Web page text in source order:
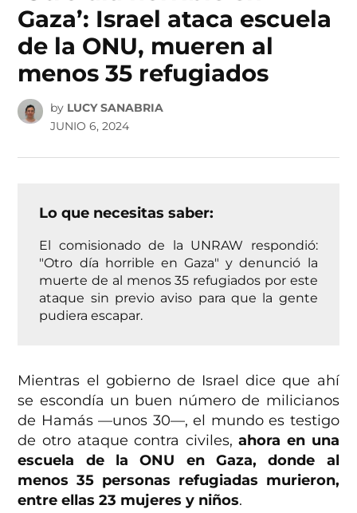
Gaza’: Israel ataca escuela
de la ONU, mueren al
menos 35 refugiados
by LUCY SANABRIA
JUNIO 6, 2024
Lo que necesitas saber:
El comisionado de la UNRAW respondió:
"Otro día horrible en Gaza" y denunció la
muerte de al menos 35 refugiados por este
ataque sin previo aviso para que la gente
pudiera escapar.
Mientras el gobierno de Israel dice que ahí
se escondía un buen número de milicianos
de Hamás —unos 30—, el mundo es testigo
de otro ataque contra civiles,ahora en una
escuela de la ONU en Gaza, donde al
menos 35 personas refugiadas murieron,
entre ellas 23 mujeres y niños.